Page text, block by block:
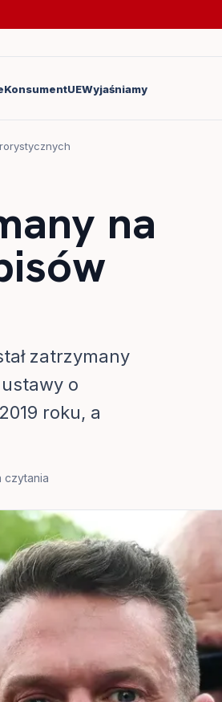
KonsumentUEWyjaśniamy
na
zatrzymany
o
roku, a
czytania